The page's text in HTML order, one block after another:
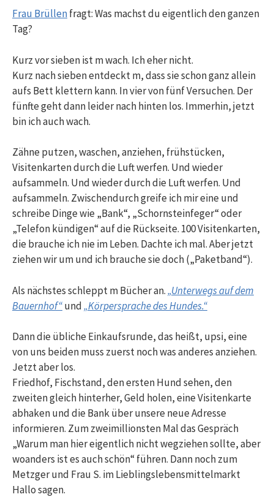
Frau Brüllenfragt: Was machst du eigentlich den ganzen
Tag?
Kurz vor sieben ist m wach. Ich eher nicht.
Kurz nach sieben entdeckt m, dass sie schon ganz allein
aufs Bett klettern kann. In vier von fünf Versuchen. Der
fünfte geht dann leider nach hinten los. Immerhin, jetzt
bin ich auch wach.
Zähne putzen, waschen, anziehen, frühstücken,
Visitenkarten durch die Luft werfen. Und wieder
aufsammeln. Und wieder durch die Luft werfen. Und
aufsammeln. Zwischendurch greife ich mir eine und
schreibe Dinge wie „Bank“, „Schornsteinfeger“ oder
„Telefon kündigen“ auf die Rückseite. 100 Visitenkarten,
die brauche ich nie im Leben. Dachte ich mal. Aber jetzt
ziehen wir um und ich brauche sie doch („Paketband“).
Als nächstes schleppt m Bücher an.„Unterwegs auf dem
Bauernhof“und„Körpersprache des Hundes.“
Dann die übliche Einkaufsrunde, das heißt, upsi, eine
von uns beiden muss zuerst noch was anderes anziehen.
Jetzt aber los.
Friedhof, Fischstand, den ersten Hund sehen, den
zweiten gleich hinterher, Geld holen, eine Visitenkarte
abhaken und die Bank über unsere neue Adresse
informieren. Zum zweimillionsten Mal das Gespräch
„Warum man hier eigentlich nicht wegziehen sollte, aber
woanders ist es auch schön“ führen. Dann noch zum
Metzger und Frau S. im Lieblingslebensmittelmarkt
Hallo sagen.